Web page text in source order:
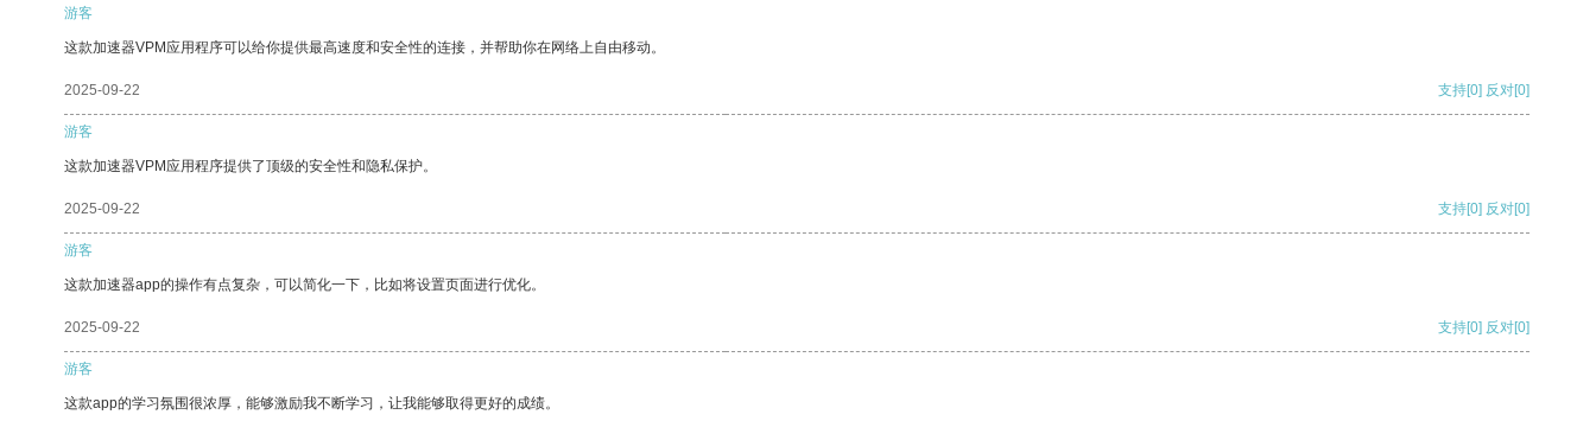
游客
这款加速器VPM应用程序可以给你提供最高速度和安全性的连接，并帮助你在网络上自由移动。
2025-09-22 支持[0] 反对[0]
游客
这款加速器VPM应用程序提供了顶级的安全性和隐私保护。
2025-09-22 支持[0] 反对[0]
游客
这款加速器app的操作有点复杂，可以简化一下，比如将设置页面进行优化。
2025-09-22 支持[0] 反对[0]
游客
这款app的学习氛围很浓厚，能够激励我不断学习，让我能够取得更好的成绩。